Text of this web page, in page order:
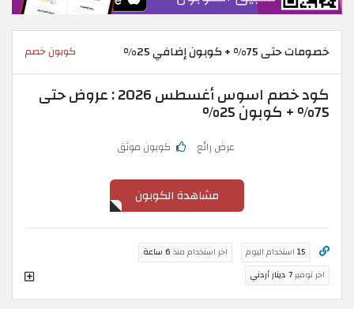
خصومات حتى 75% + كوبون إضافي 25% كوبون خصم
كود خصم اسوس أغسطس 2026 : عروض حتى
75% + كوبون 25%
عرض رائع كوبون موثق
مشاهدة الكوبون
15 استخدام اليوم اخر استخدام منذ 6 ساعة
اخر توفير7 دينار أردني